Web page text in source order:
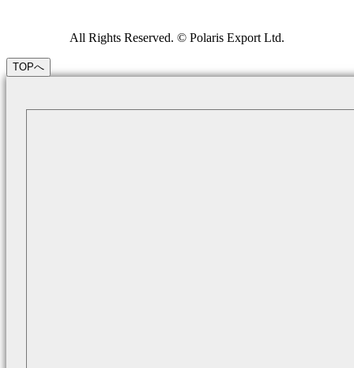
All Rights Reserved. © Polaris Export Ltd.
TOPへ